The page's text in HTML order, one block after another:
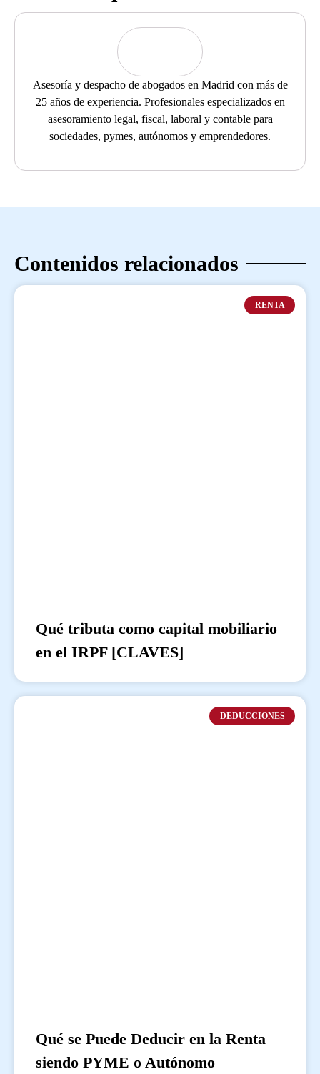
Asesoría y despacho de abogados en Madrid con más de
25 años de experiencia. Profesionales especializados en
asesoramiento legal, fiscal, laboral y contable para
sociedades, pymes, autónomos y emprendedores.
Contenidos relacionados
RENTA
Qué tributa como capital mobiliario
en el IRPF [CLAVES]
DEDUCCIONES
Qué se Puede Deducir en la Renta
siendo PYME o Autónomo